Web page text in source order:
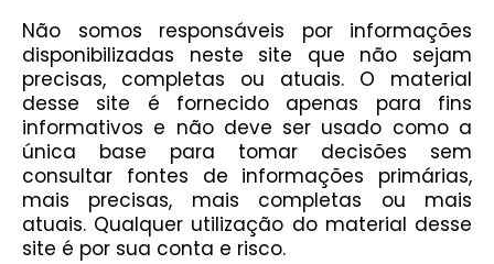
Não somos responsáveis por informações
disponibilizadas neste site que não sejam
precisas, completas ou atuais. O material
desse site é fornecido apenas para fins
informativos e não deve ser usado como a
única base para tomar decisões sem
consultar fontes de informações primárias,
mais precisas, mais completas ou mais
atuais. Qualquer utilização do material desse
site é por sua conta e risco.